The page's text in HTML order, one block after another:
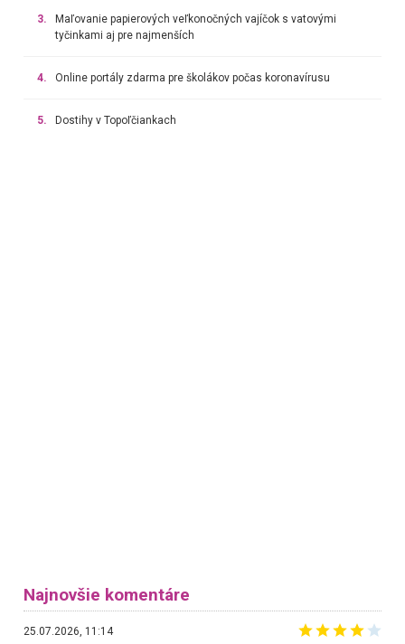
3.
Maľovanie papierových veľkonočných vajíčok s vatovými
tyčinkami aj pre najmenších
4. Online portály zdarma pre školákov počas koronavírusu
5. Dostihy v Topoľčiankach
Najnovšie komentáre
25.07.2026, 11:14